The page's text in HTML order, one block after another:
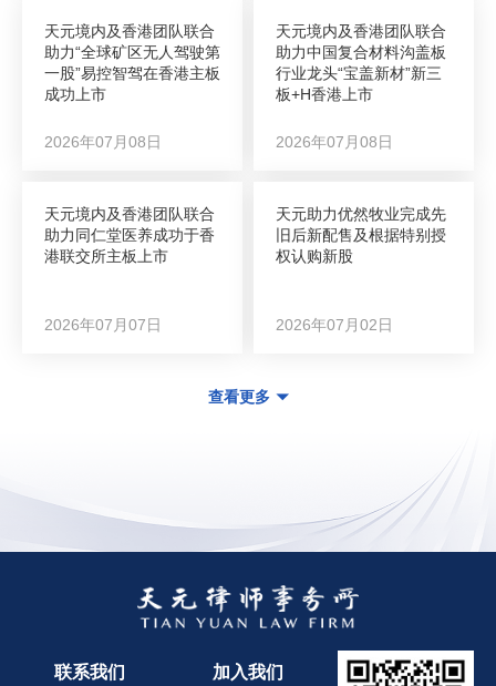
天元境内及香港团队联合
助力“全球矿区无人驾驶第
一股”易控智驾在香港主板
成功上市
2026年07月08日
天元境内及香港团队联合
助力中国复合材料沟盖板
行业龙头“宝盖新材”新三
板+H香港上市
2026年07月08日
天元境内及香港团队联合
助力同仁堂医养成功于香
港联交所主板上市
2026年07月07日
天元助力优然牧业完成先
旧后新配售及根据特别授
权认购新股
2026年07月02日
查看更多
联系我们 加入我们